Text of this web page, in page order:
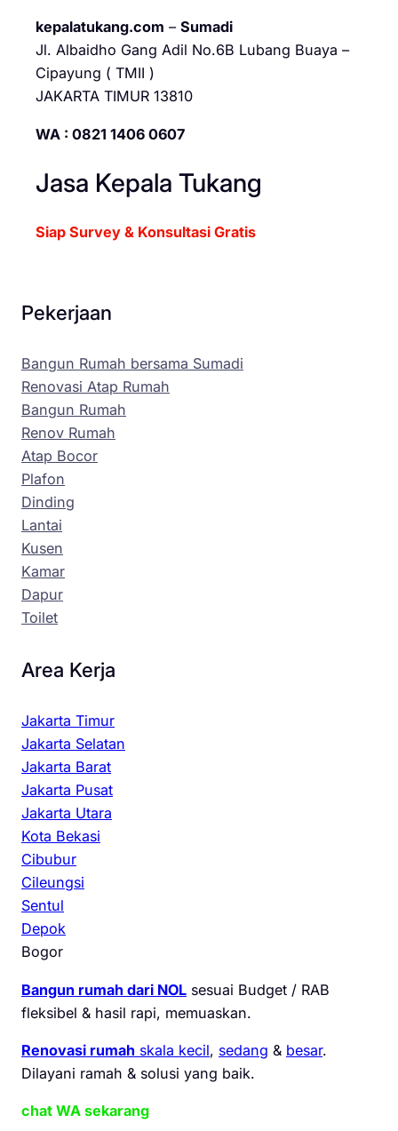
kepalatukang.com – Sumadi
Jl. Albaidho Gang Adil No.6B Lubang Buaya –
Cipayung ( TMII )
JAKARTA TIMUR 13810
WA : 0821 1406 0607
Jasa Kepala Tukang
Siap Survey & Konsultasi Gratis
Pekerjaan
Bangun Rumah bersama Sumadi
Renovasi Atap Rumah
Bangun Rumah
Renov Rumah
Atap Bocor
Plafon
Dinding
Lantai
Kusen
Kamar
Dapur
Toilet
Area Kerja
Jakarta Timur
Jakarta Selatan
Jakarta Barat
Jakarta Pusat
Jakarta Utara
Kota Bekasi
Cibubur
Cileungsi
Sentul
Depok
Bogor
Bangun rumah dari NOL sesuai Budget / RAB
fleksibel & hasil rapi, memuaskan.
Renovasi rumah skala kecil, sedang & besar.
Dilayani ramah & solusi yang baik.
chat WA sekarang